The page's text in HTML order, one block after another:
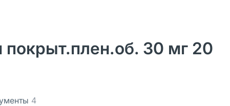
30 мг 20
4